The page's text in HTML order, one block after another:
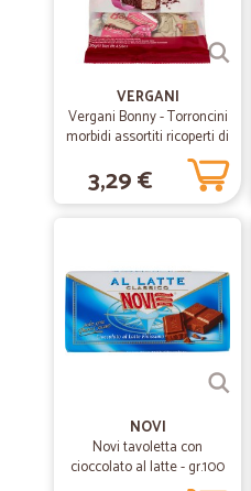
VERGANI
Vergani Bonny - Torroncini
morbidi assortiti ricoperti di
cioccolato fondente e
bianco 130 gr.
3,29 €
NOVI
Novi tavoletta con
cioccolato al latte - gr.100